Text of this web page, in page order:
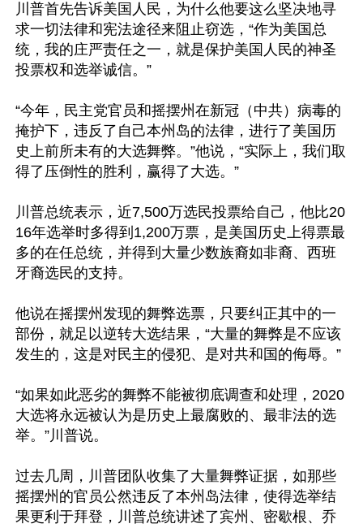
川普首先告诉美国人民，为什么他要这么坚决地寻
求一切法律和宪法途径来阻止窃选，“作为美国总
统，我的庄严责任之一，就是保护美国人民的神圣
投票权和选举诚信。”
“今年，民主党官员和摇摆州在新冠（中共）病毒的
掩护下，违反了自己本州岛的法律，进行了美国历
史上前所未有的大选舞弊。”他说，“实际上，我们取
得了压倒性的胜利，赢得了大选。”
川普总统表示，近7,500万选民投票给自己，他比20
16年选举时多得到1,200万票，是美国历史上得票最
多的在任总统，并得到大量少数族裔如非裔、西班
牙裔选民的支持。
他说在摇摆州发现的舞弊选票，只要纠正其中的一
部份，就足以逆转大选结果，“大量的舞弊是不应该
发生的，这是对民主的侵犯、是对共和国的侮辱。”
“如果如此恶劣的舞弊不能被彻底调查和处理，2020
大选将永远被认为是历史上最腐败的、最非法的选
举。”川普说。
过去几周，川普团队收集了大量舞弊证据，如那些
摇摆州的官员公然违反了本州岛法律，使得选举结
果更利于拜登，川普总统讲述了宾州、密歇根、乔